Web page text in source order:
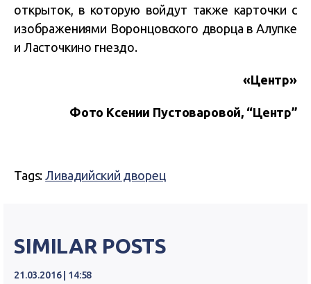
открыток, в которую войдут также карточки с
изображениями Воронцовского дворца в Алупке
и Ласточкино гнездо.
«Центр»
Фото Ксении Пустоваровой, “Центр”
Tags:Ливадийский дворец
SIMILAR POSTS
21.03.2016 | 14:58